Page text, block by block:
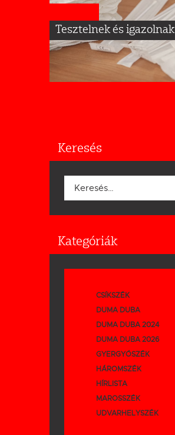
Tesztelnek és igazolnak
Keresés
Keresés:
Kategóriák
CSÍKSZÉK
DUMA DUBA
DUMA DUBA 2024
DUMA DUBA 2026
GYERGYÓSZÉK
HÁROMSZÉK
HÍRLISTA
MAROSSZÉK
UDVARHELYSZÉK